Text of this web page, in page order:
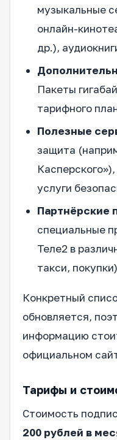
музыкальные
онлайн-
др.),
Пакеты
тарифного
Полезные
защита
услуги
Партнёрские
специальные
Теле2 в
такси,
Конкретный
обновляется,
информацию
официальном
Тарифы и
Стоимость
200 рублей в